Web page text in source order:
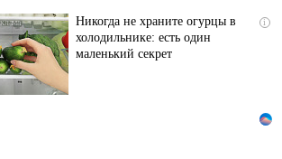
i
Никогда не храните огурцы в
холодильнике: есть один
маленький секрет